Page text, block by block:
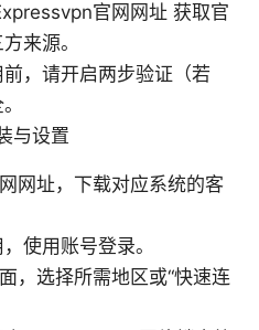
官网网址 获取官
来源。
，请开启两步验证（若
与设置
网址，下载对应系统的客
使用账号登录。
，选择所需地区或“快速连